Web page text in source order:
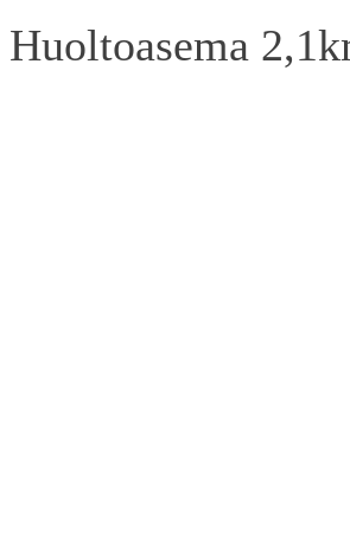
Huoltoasema